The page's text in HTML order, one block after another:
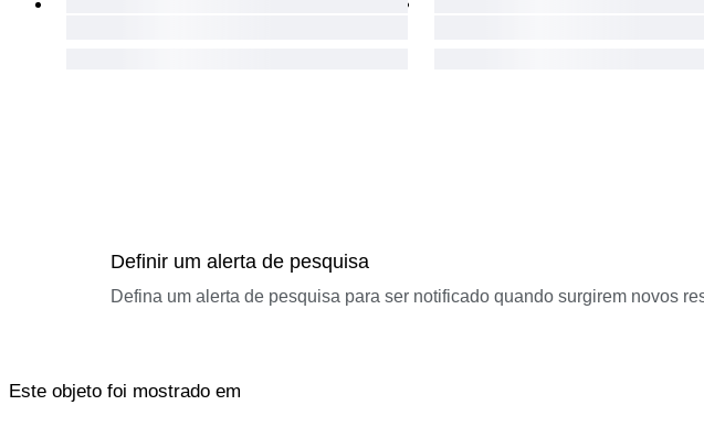
Definir um alerta de pesquisa
Defina um alerta de pesquisa para ser notificado quando surgirem novos
Este objeto foi mostrado em